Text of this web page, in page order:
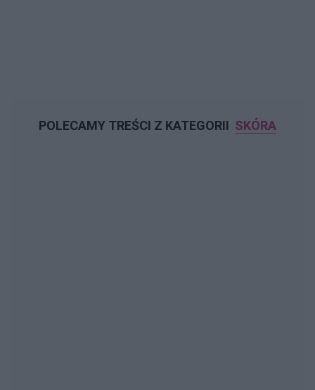
POLECAMY TREŚCI Z KATEGORII SKÓRA